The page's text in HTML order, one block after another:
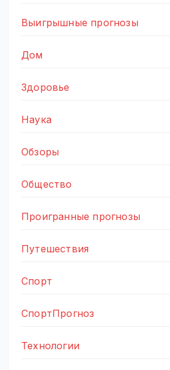
Выигрышные прогнозы
Дом
Здоровье
Наука
Обзоры
Общество
Проигранные прогнозы
Путешествия
Спорт
СпортПрогноз
Технологии